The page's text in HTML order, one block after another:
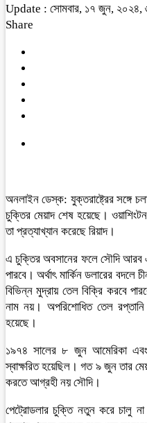
Update : সোমবার, ১৭ জুন, ২০২৪,
Share
অনলাইন ডেস্ক: যুক্তরাষ্ট্রের সঙ্গে
চুক্তির মেয়াদ শেষ হয়েছে।
তা প্রত্যাখ্যান করেছে রিয়াদ।
এ চুক্তির অবসানের ফলে সৌদি আরব
পারবে। অর্থাৎ মার্কিন ডলারের
বিভিন্ন মুদ্রায় তেল বিক্রি করবে
নাম নয়। অপরিশোধিত তেল
হয়েছে।
১৯৭৪ সালের ৮ জুন আমেরিকা
স্বাক্ষরিত হয়েছিল। গত ৯ জুন তার
করতে আগ্রহী নয় সৌদি।
পেট্রোডলার চুক্তি নতুন করে চালু না